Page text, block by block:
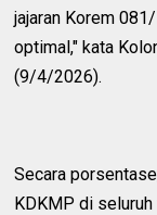
jajaran Korem
optimal," kata
(9/4/2026).
Secara
KDKMP di seluruh